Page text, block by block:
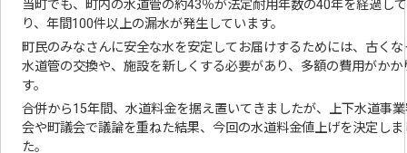
当町でも、町内の水道管の約43％が法定耐用年数の40年を経過し
り、年間100件以上の漏水が発生しています。
町民のみなさんに安全な水を安定してお届けするためには、古くな
水道管の交換や、施設を新しくする必要があり、多額の費用がかか
す。
合併から15年間、水道料金を据え置いてきましたが、上下水道事
会や町議会で議論を重ねた結果、今回の水道料金値上げを決定しま
た。